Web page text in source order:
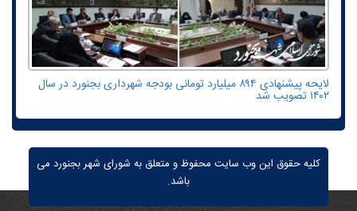
لایحه پیشنهادی ۸۹۴ میلیارد تومانی بودجه شهرداری بجنورد در سال
۱۴۰۲ تصویب شد
کلیه حقوق این وب سایت محفوظ و متعلق به شورای شهر بجنورد می
باشد.